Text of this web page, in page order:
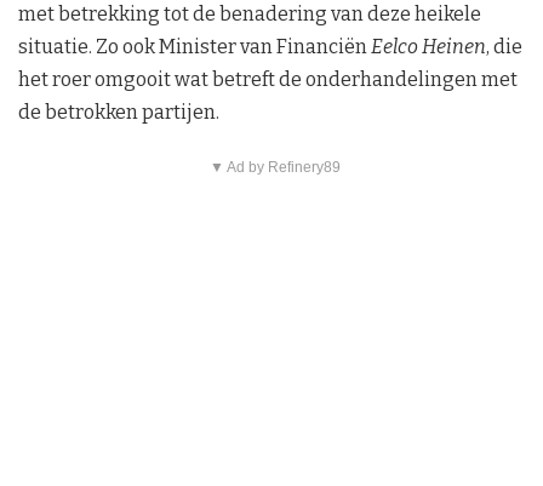
met betrekking tot de benadering van deze heikele
situatie. Zo ook Minister van Financiën Eelco Heinen, die
het roer omgooit wat betreft de onderhandelingen met
de betrokken partijen.
▼ Ad by Refinery89